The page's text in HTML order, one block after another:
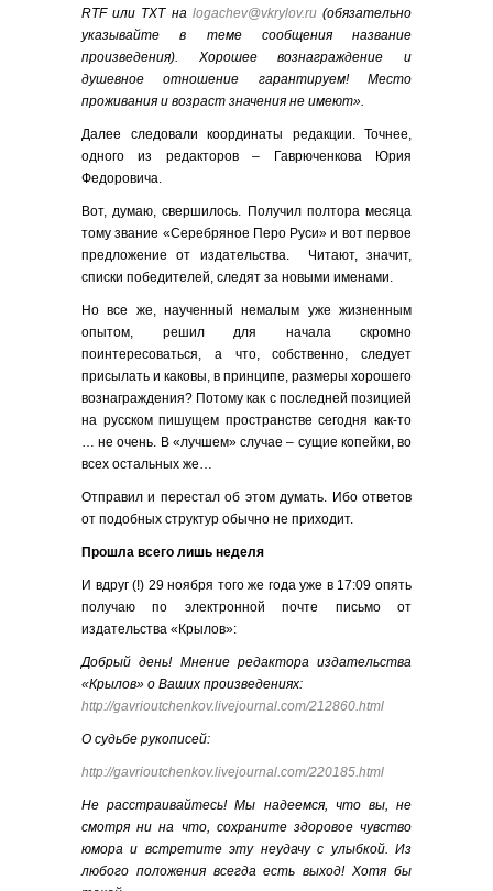
RTF или TXT на logachev@vkrylov.ru(обязательно
указывайте в теме сообщения название
произведения).
Хорошее вознаграждение и
душевное отношение гарантируем! Место
проживания и возраст значения не имеют».
Далее следовали координаты редакции. Точнее,
одного из редакторов – Гаврюченкова Юрия
Федоровича.
Вот, думаю, свершилось. Получил полтора месяца
тому звание «Серебряное Перо Руси» и вот первое
предложение от издательства. Читают, значит,
списки победителей, следят за новыми именами.
Но все же, наученный немалым уже жизненным
опытом, решил для начала скромно
поинтересоваться, а что, собственно, следует
присылать и каковы, в принципе, размеры хорошего
вознаграждения? Потому как с последней позицией
на русском пишущем пространстве сегодня как-то
… не очень. В «лучшем» случае – сущие копейки, во
всех остальных же…
Отправил и перестал об этом думать. Ибо ответов
от подобных структур обычно не приходит.
Прошла всего лишь неделя
И вдруг (!) 29 ноября того же года уже в 17:09 опять
получаю по электронной почте письмо от
издательства «Крылов»:
Добрый день! Мнение редактора издательства
«Крылов» о Ваших произведениях:
http://gavrioutchenkov.livejournal.com/212860.html
О судьбе рукописей:
http://gavrioutchenkov.livejournal.com/220185.html
Не расстраивайтесь! Мы надеемся, что вы, не
смотря ни на что, сохраните здоровое чувство
юмора и встретите эту неудачу с улыбкой. Из
любого положения всегда есть выход! Хотя бы